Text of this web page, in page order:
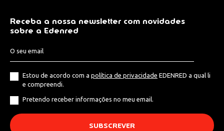
Receba a nossa newsletter com novidades
sobre a Edenred
Estou de acordo com a política de privacidade EDENRED a qual li
e compreendi.
Pretendo receber informações no meu email.